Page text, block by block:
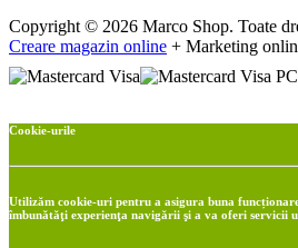
Copyright © 2026 Marco Shop. Toate
Creare magazin online + Marketing
Cookie-urile
Utilizăm cookie-uri pentru a asigura buna
îmbunătăţi experienţa navigării şi a va oferi servicii